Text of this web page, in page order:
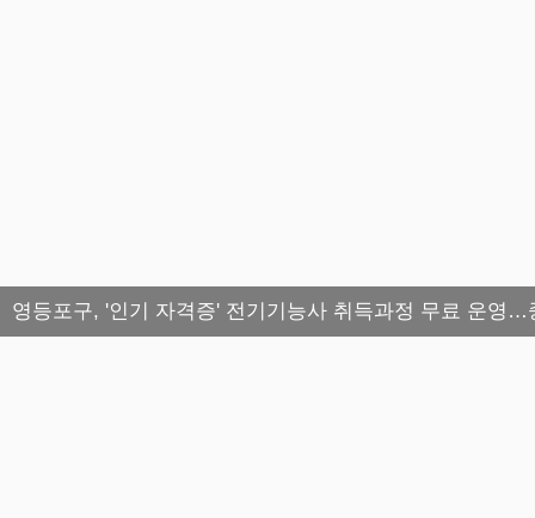
영등포구, '인기 자격증' 전기기능사 취득과정 무료 운영…